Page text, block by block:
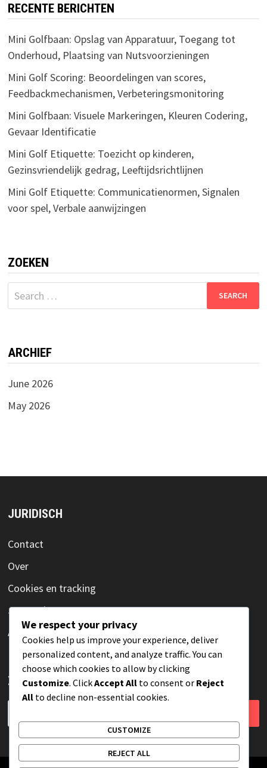
RECENTE BERICHTEN
Mini Golfbaan: Opslag van Apparatuur, Toegang tot
Onderhoud, Plaatsing van Nutsvoorzieningen
Mini Golf Scoring: Beoordelingen van scores,
Feedbackmechanismen, Verbeteringsmonitoring
Mini Golfbaan: Visuele Markeringen, Kleuren Codering,
Gevaar Identificatie
Mini Golf Etiquette: Toezicht op kinderen,
Gezinsvriendelijk gedrag, Leeftijdsrichtlijnen
Mini Golf Etiquette: Communicatienormen, Signalen
voor spel, Verbale aanwijzingen
ZOEKEN
Search
for:
ARCHIEF
June 2026
May 2026
JURIDISCH
Contact
Over
Cookies en tracking
Jouw privacy
Algemene voorwaarden
ZOEKEN
for:
We respect your privacy
Cookies help us improve your experience, deliver
personalized content, and analyze traffic. You can
choose which cookies to allow by clicking
Customize. ClickAccept All to consent or Reject
All to decline non-essential cookies.
CUSTOMIZE
REJECT ALL